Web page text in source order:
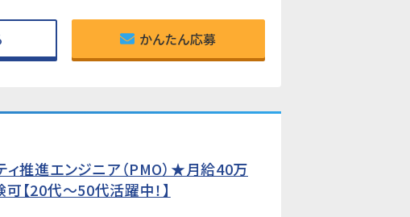
かんたん応募
ィ推進エンジニア（PMO）★月給40万
20代〜50代活躍中！】